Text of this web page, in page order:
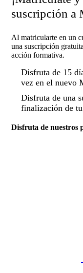
suscripción a
Al matricularte en un
una suscripción
acción formativa.
Disfruta de 15
vez en el nuevo
Disfruta de una
finalización de
Disfruta de nuestros